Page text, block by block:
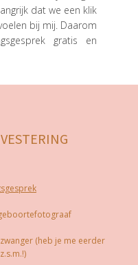
dat we een klik
bij mij. Daarom
gratis en
(heb je me eerder